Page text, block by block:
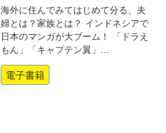
海外に住んでみてはじめて分る、夫
婦とは？家族とは？ インドネシアで
日本のマンガが大ブーム！ 「ドラえ
もん」「キャプテン翼」…
電子書籍